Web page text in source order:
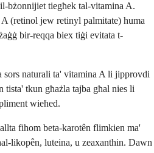
bżonnijiet tiegħek tal-vitamina A.
(retinol jew retinyl palmitate) huma
bir-reqqa biex tiġi evitata t-
naturali ta' vitamina A li jipprovdi
tkun għażla tajba għal nies li
wieħed.
fihom beta-karotên flimkien ma'
likopên, luteina, u zeaxanthin. Dawn